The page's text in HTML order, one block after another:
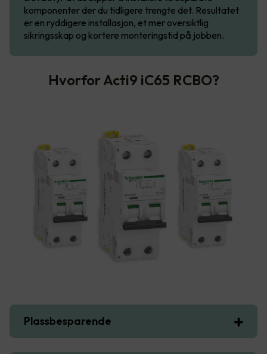
komponenter der du tidligere trengte det. Resultatet
er en ryddigere installasjon, et mer oversiktlig
sikringsskap og kortere monteringstid på jobben.
Hvorfor Acti9 iC65 RCBO?
Plassbesparende